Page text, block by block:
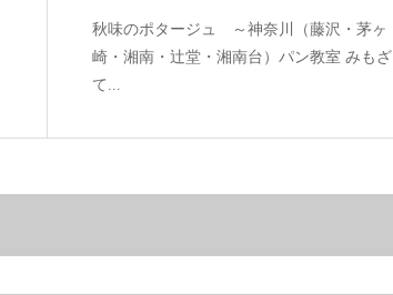
秋味のポタージュ ～神奈川（藤沢・茅ヶ
崎・湘南・辻堂・湘南台）パン教室 みもざ
て...